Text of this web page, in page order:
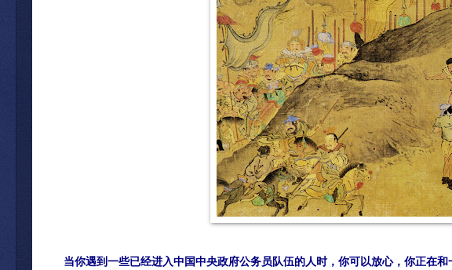
当你遇到一些已经进入中国中央政府公务员队伍的人时， 你可以放心， 你正在和